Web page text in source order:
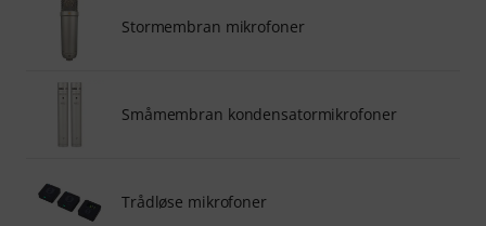
Stormembran mikrofoner
Småmembran kondensatormikrofoner
Trådløse mikrofoner